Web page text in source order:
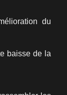
du
baisse de la